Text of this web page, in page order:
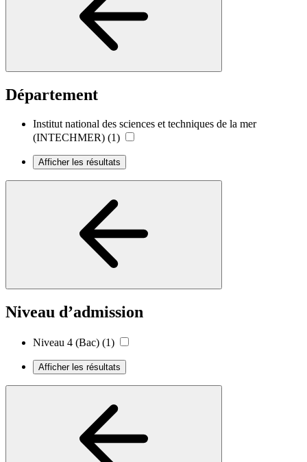
Département
Institut national des sciences et techniques de la mer
(INTECHMER) (1)
Afficher les résultats
Niveau d’admission
Niveau 4 (Bac) (1)
Afficher les résultats